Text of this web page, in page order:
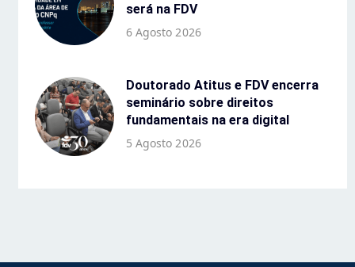
será na FDV
6 Agosto 2026
Doutorado Atitus e FDV encerra
seminário sobre direitos
fundamentais na era digital
5 Agosto 2026